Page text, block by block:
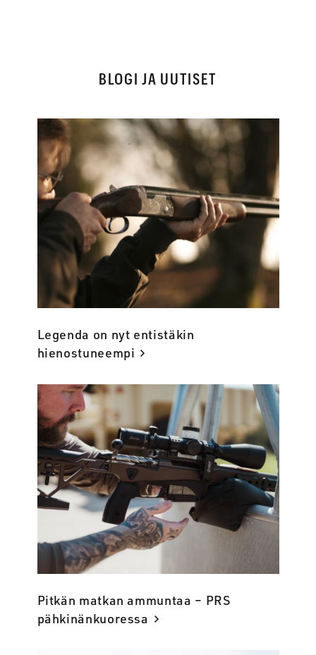
BLOGI JA UUTISET
Legenda on nyt entistäkin
hienostuneempi
Pitkän matkan ammuntaa – PRS
pähkinänkuoressa